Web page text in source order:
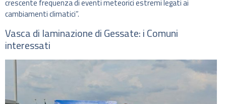
crescente frequenza di eventi meteorici estremi legati ai
cambiamenti climatici”.
Vasca di laminazione di Gessate: i Comuni
interessati